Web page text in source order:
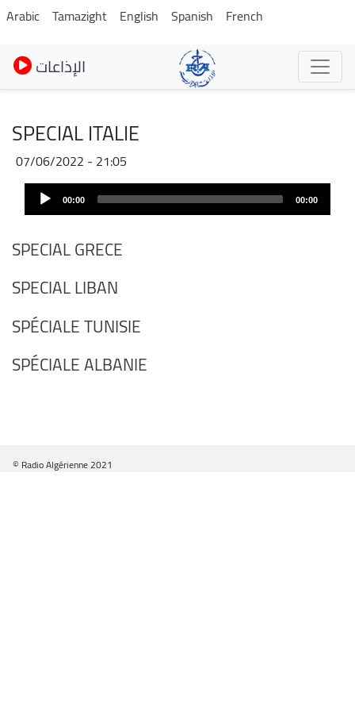
Pasar
al
contenido
principal
Arabic Tamazight English Spanish French
الإذاعات
SPECIAL ITALIE
07/06/2022 - 21:05
Audio
Player 00:00 00:00
SPECIAL GRECE
SPECIAL LIBAN
SPÉCIALE TUNISIE
SPÉCIALE ALBANIE
© Radio Algérienne 2021